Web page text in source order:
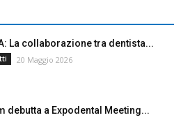
La collaborazione tra dentista...
20 Maggio 2026
debutta a Expodental Meeting...